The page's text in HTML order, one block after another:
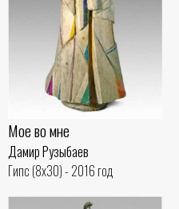
Мое во мне
Дамир Рузыбаев
Гипс (8x30) - 2016 год